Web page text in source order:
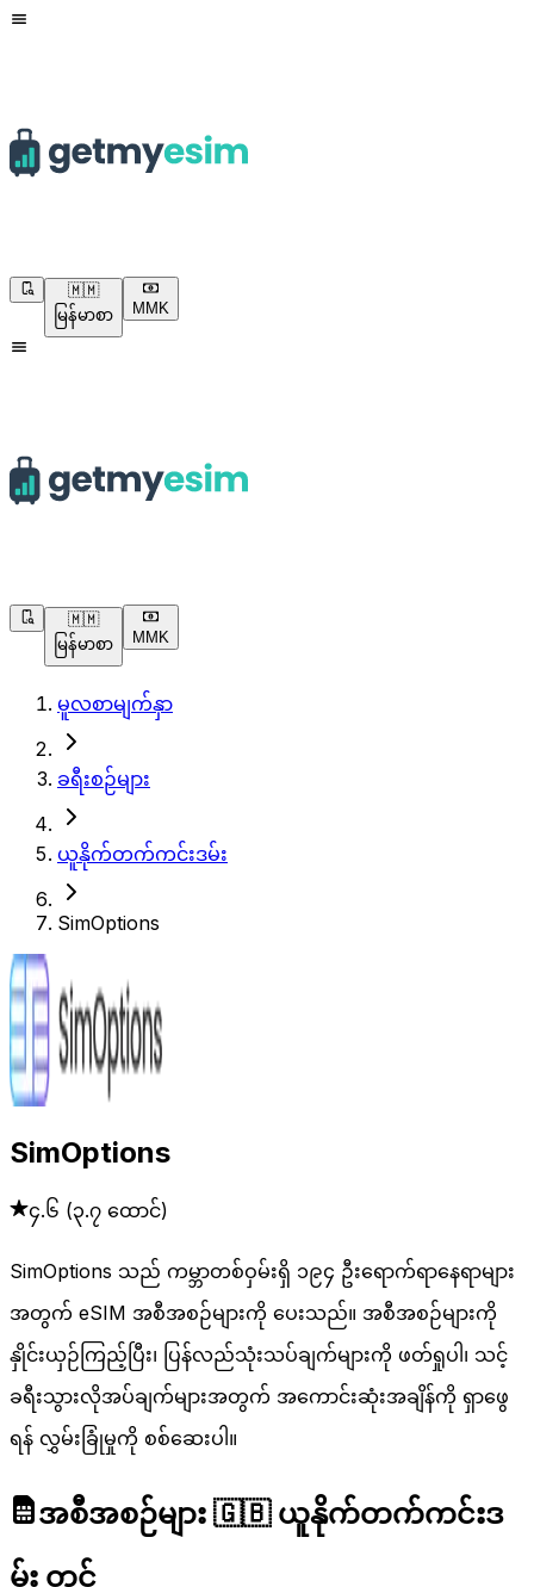
🇲🇲
မြန်မာစာ
MMK
🇲🇲
မြန်မာစာ
MMK
မူလစာမျက်နှာ
ခရီးစဉ်များ
ယူနိုက်တက်ကင်းဒမ်း
SimOptions
SimOptions
၄.၆ (၃.၇ ထောင်)
SimOptions သည် ကမ္ဘာတစ်ဝှမ်းရှိ ၁၉၄ ဦးရောက်ရာနေရာများ
အတွက် eSIM အစီအစဉ်များကို ပေးသည်။ အစီအစဉ်များကို
နှိုင်းယှဉ်ကြည့်ပြီး၊ ပြန်လည်သုံးသပ်ချက်များကို ဖတ်ရှုပါ၊ သင့်
ခရီးသွားလိုအပ်ချက်များအတွက် အကောင်းဆုံးအချိန်ကို ရှာဖွေ
ရန် လွှမ်းခြုံမှုကို စစ်ဆေးပါ။
အစီအစဉ်များ 🇬🇧 ယူနိုက်တက်ကင်းဒ
မ်း တွင်